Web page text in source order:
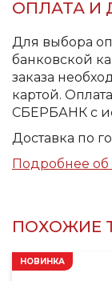
ОПЛАТА И
Для выбора
банковской
заказа
картой.
СБЕРБАНК с
Доставка по
Подробнее об
ПОХОЖИЕ
НОВИНКА